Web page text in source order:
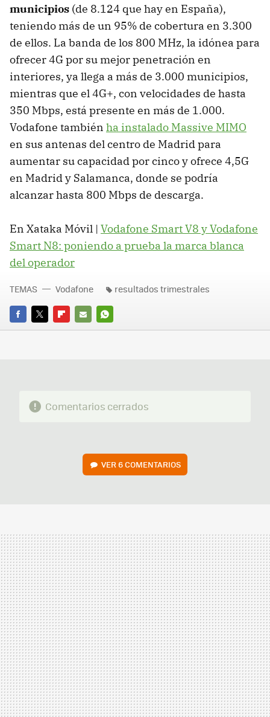
municipios (de 8.124 que hay en España),
teniendo más de un 95% de cobertura en 3.300
de ellos. La banda de los 800 MHz, la idónea para
ofrecer 4G por su mejor penetración en
interiores, ya llega a más de 3.000 municipios,
mientras que el 4G+, con velocidades de hasta
350 Mbps, está presente en más de 1.000.
Vodafone también ha instalado Massive MIMO
en sus antenas del centro de Madrid para
aumentar su capacidad por cinco y ofrece 4,5G
en Madrid y Salamanca, donde se podría
alcanzar hasta 800 Mbps de descarga.
En Xataka Móvil | Vodafone Smart V8 y Vodafone
Smart N8: poniendo a prueba la marca blanca
del operador
FACEBOOK
TWITTERFLIPBOARD
E-
WHATSAPP
TEMAS Vodafone resultados trimestrales
Comentarios cerrados
VER6 COMENTARIOS